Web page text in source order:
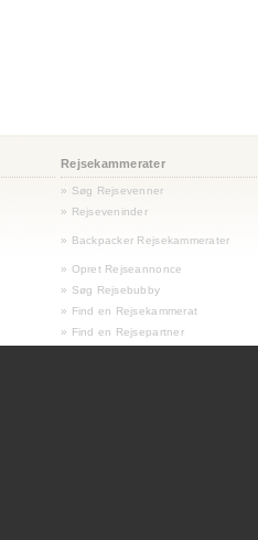
Rejsekammerater
» Søg Rejsevenner
» Rejseveninder
» Backpacker Rejsekammerater
» Opret Rejseannonce
» Søg Rejsebubby
» Find en Rejsekammerat
» Find en Rejsepartner